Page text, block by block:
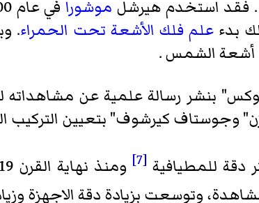
. فقد استخدم هيرشل موشورا
بدء علم فلك الأشعة تحت الحمراء.
أشعة الشمس .
"جورج ستوكس" بنشر رسالة علمية عن
دقة للمطيافية [7]
وتوسعت بزيادة دقة الاجهزة